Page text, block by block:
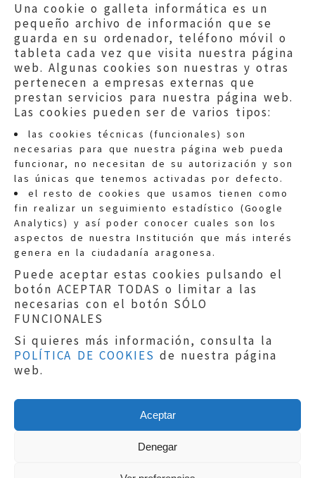
Una cookie o galleta informática es un
pequeño archivo de información que se
guarda en su ordenador, teléfono móvil o
tableta cada vez que visita nuestra página
web. Algunas cookies son nuestras y otras
pertenecen a empresas externas que
prestan servicios para nuestra página web.
Las cookies pueden ser de varios tipos:
las cookies técnicas (funcionales) son
necesarias para que nuestra página web pueda
funcionar, no necesitan de su autorización y son
las únicas que tenemos activadas por defecto.
el resto de cookies que usamos tienen como
fin realizar un seguimiento estadístico (Google
Analytics) y así poder conocer cuales son los
aspectos de nuestra Institución que más interés
genera en la ciudadanía aragonesa.
Puede aceptar estas cookies pulsando el
botón ACEPTAR TODAS o limitar a las
necesarias con el botón SÓLO
FUNCIONALES
Si quieres más información, consulta la
POLÍTICA DE COOKIES de nuestra página
web.
Aceptar
Denegar
Quejas:quejas@eljusticiadearagon.es
Información general:
informacion@eljusticiadearagon.es
Teléfonos:900 210 210/
Aviso legal|Política de privacidad|
Protección de Datos
Política de cookies
Copyright © 2019El Justicia de Aragón|
Sephor Consulting